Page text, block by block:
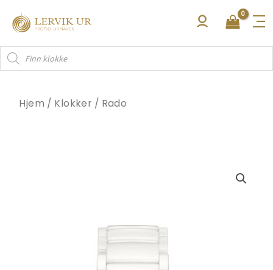
rett
innholdet
Products
search
Hjem / Klokker / Rado